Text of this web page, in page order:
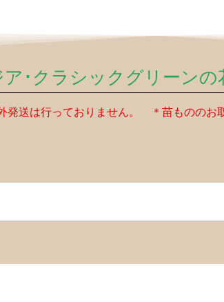
･クラシックグリーン
発送は行っておりません。 ＊苗もののお